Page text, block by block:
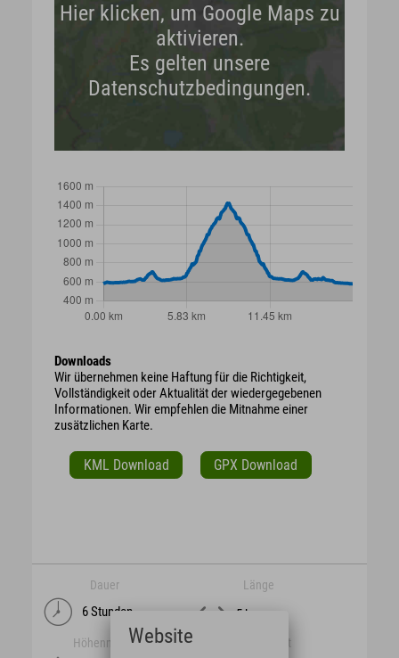
Hier klicken, um Google Maps zu
aktivieren.
Es gelten unsere
Datenschutzbedingungen.
Downloads
Wir übernehmen keine Haftung für die Richtigkeit,
Vollständigkeit oder Aktualität der wiedergegebenen
Informationen. Wir empfehlen die Mitnahme einer
zusätzlichen Karte.
KML Download GPX Download
Dauer
6 Stunden
Länge
5 km
Höhenmeter Schwierigkeit
Website